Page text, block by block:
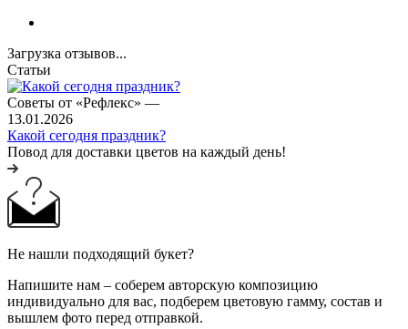
Загрузка отзывов...
Статьи
Советы от «Рефлекс» —
13.01.2026
Какой сегодня праздник?
Повод для доставки цветов на каждый день!
Не нашли подходящий букет?
Напишите нам – соберем авторскую композицию
индивидуально для вас, подберем цветовую гамму, состав и
вышлем фото перед отправкой.